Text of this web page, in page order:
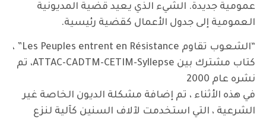
عمومية جديدة. الشيء الذي يعيد قضية المديونية
العمومية إلى جدول الأعمال كقضية رئيسية.
“الشعوب تقاوم Les Peuples entrent en Résistance” ،
كتاب مشترك بين ATTAC-CADTM-CETIM-Syllepse، تم
نشره عام 2000
في هذه الأثناء ، تم إضافة مشكلة الديون الخاصة غير
الشرعية ، التي استخدمت لآلاف السنين كآلية لنزع